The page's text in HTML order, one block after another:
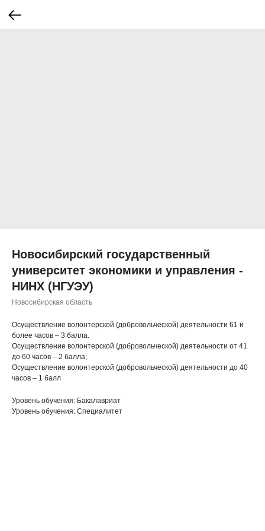
Новосибирский государственный
университет экономики и управления -
НИНХ (НГУЭУ)
Новосибирская область
Осуществление волонтерской (добровольческой) деятельности 61 и
более часов – 3 балла.
Осуществление волонтерской (добровольческой) деятельности от 41
до 60 часов – 2 балла;
Осуществление волонтерской (добровольческой) деятельности до 40
часов – 1 балл
Уровень обучения: Бакалавриат
Уровень обучения: Специалитет